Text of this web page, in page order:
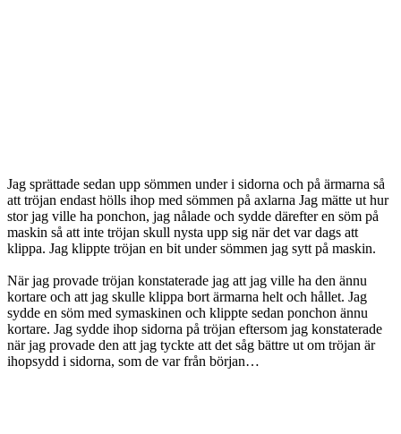
Jag sprättade sedan upp sömmen under i sidorna och på ärmarna så
att tröjan endast hölls ihop med sömmen på axlarna Jag mätte ut hur
stor jag ville ha ponchon, jag nålade och sydde därefter en söm på
maskin så att inte tröjan skull nysta upp sig när det var dags att
klippa. Jag klippte tröjan en bit under sömmen jag sytt på maskin.
När jag provade tröjan konstaterade jag att jag ville ha den ännu
kortare och att jag skulle klippa bort ärmarna helt och hållet. Jag
sydde en söm med symaskinen och klippte sedan ponchon ännu
kortare. Jag sydde ihop sidorna på tröjan eftersom jag konstaterade
när jag provade den att jag tyckte att det såg bättre ut om tröjan är
ihopsydd i sidorna, som de var från början…